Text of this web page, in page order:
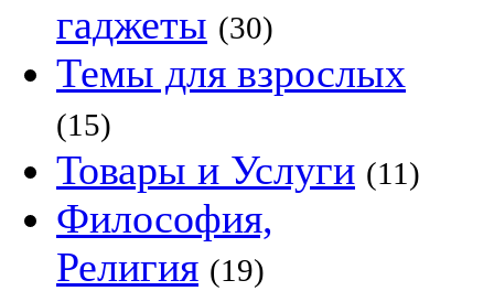
гаджеты (30)
Темы для взрослых
(15)
Товары и Услуги (11)
Философия,
Религия (19)